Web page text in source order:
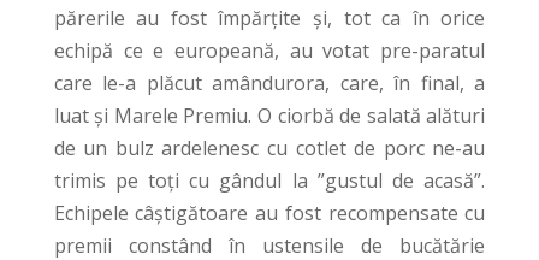
părerile au fost împărțite și, tot ca în orice
echipă ce e europeană, au votat pre-paratul
care le-a plăcut amândurora, care, în final, a
luat și Marele Premiu. O ciorbă de salată alături
de un bulz ardelenesc cu cotlet de porc ne-au
trimis pe toți cu gândul la ”gustul de acasă”.
Echipele câștigătoare au fost recompensate cu
premii constând în ustensile de bucătărie